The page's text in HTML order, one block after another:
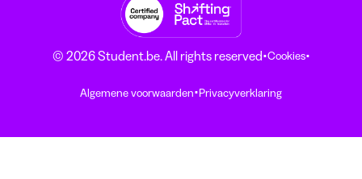
© 2026 Student.be. All rights reserved·Cookies·
Algemene voorwaarden·Privacyverklaring